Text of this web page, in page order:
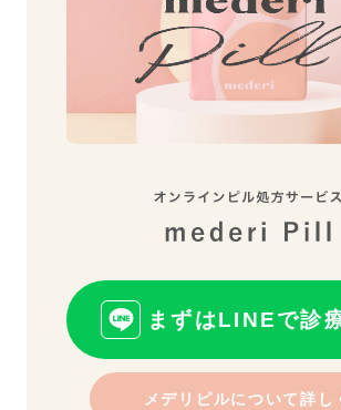
まずはLINEで診
メデリピルについて詳し